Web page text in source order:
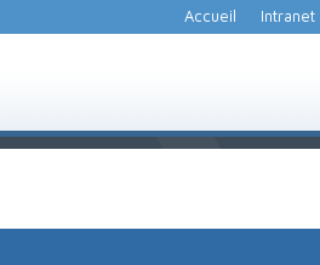
Intranet
Accueil